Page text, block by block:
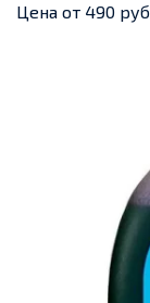
Цена от 490